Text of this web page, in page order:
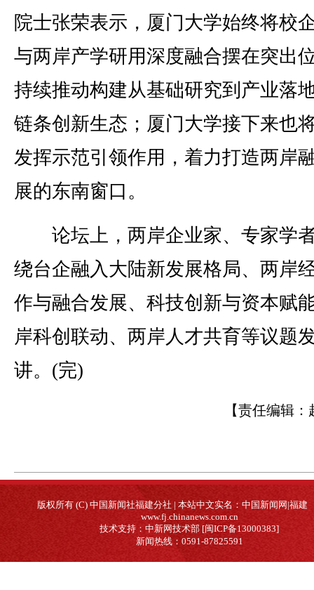
院士张荣表示，厦门大学始终将校
与两岸产学研用深度融合摆在突出
持续推动构建从基础研究到产业落
链条创新生态；厦门大学接下来也
发挥示范引领作用，着力打造两岸
展的东南窗口。
论坛上，两岸企业家、专家学
绕台企融入大陆新发展格局、两岸
作与融合发展、科技创新与资本赋
岸科创联动、两岸人才共育等议题
讲。(完)
【责任编辑：
版权所有 (C) 中国新闻社福建分社 | 本站中文实名：中国新闻网|福建
www.fj.chinanews.com.cn
技术支持：中新网技术部 [闽ICP备13000383]
新闻热线：0591-87825591